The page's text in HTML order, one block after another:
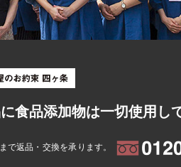
食品添加物は一切使用し
で返品・交換を承ります。